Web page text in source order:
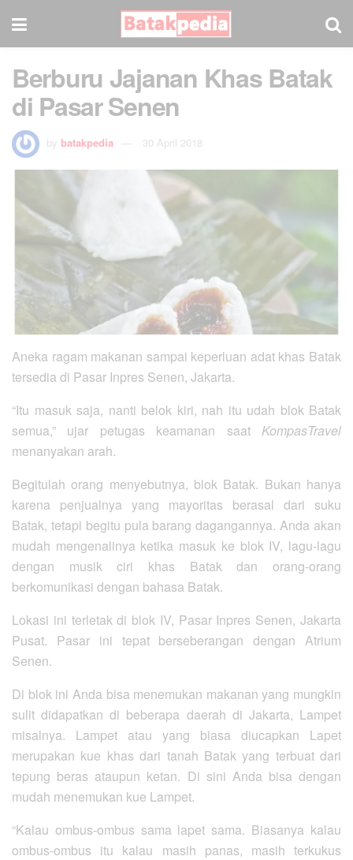
Berburu Jajanan Khas Batak
di Pasar Senen
by batakpedia 30 April 2018
Aneka ragam makanan sampai keperluan adat khas Batak
tersedia di Pasar Inpres Senen, Jakarta.
“Itu masuk saja, nanti belok kiri, nah itu udah blok Batak
semua,” ujar petugas keamanan saat KompasTravel
menanyakan arah.
Begitulah orang menyebutnya, blok Batak. Bukan hanya
karena penjualnya yang mayoritas berasal dari suku
Batak, tetapi begitu pula barang dagangannya. Anda akan
mudah mengenalinya ketika masuk ke blok IV, lagu-lagu
dengan musik ciri khas Batak dan orang-orang
berkomunikasi dengan bahasa Batak.
Lokasi ini terletak di blok IV, Pasar Inpres Senen, Jakarta
Pusat. Pasar ini tepat berseberangan dengan Atrium
Senen.
Di blok ini Anda bisa menemukan makanan yang mungkin
sulit didapatkan di beberapa daerah di Jakarta, Lampet
misalnya. Lampet atau yang biasa diucapkan Lapet
merupakan kue khas dari tanah Batak yang terbuat dari
tepung beras ataupun ketan. Di sini Anda bisa dengan
mudah menemukan kue Lampet.
“Kalau ombus-ombus sama lapet sama. Biasanya kalau
ombus-ombus itu kalau masih panas, masih terkukus